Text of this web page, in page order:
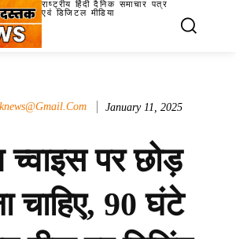
राष्ट्रीय हिंदी दैनिक समाचार पत्र
एवं डिजिटल मीडिया
January 11, 2025
च्वाइस पर छोड़
चाहिए, 90 घंटे